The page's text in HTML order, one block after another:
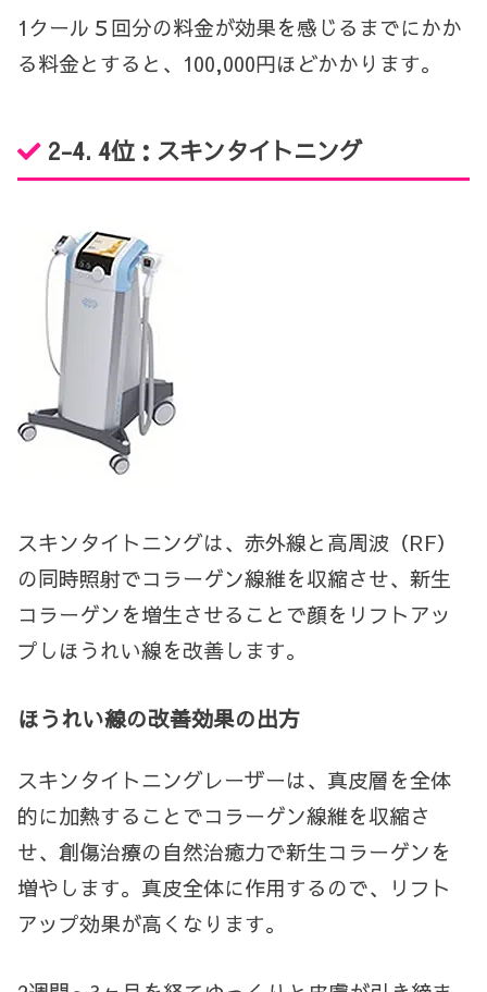
1クール５回分の料金が効果を感じるまでにかか
る料金とすると、100,000円ほどかかります。
2-4. 4位： スキンタイトニング
スキンタイトニングは、赤外線と高周波（RF）
の同時照射でコラーゲン線維を収縮させ、新生
コラーゲンを増生させることで顔をリフトアッ
プしほうれい線を改善します。
ほうれい線の改善効果の出方
スキンタイトニングレーザーは、真皮層を全体
的に加熱することでコラーゲン線維を収縮さ
せ、創傷治療の自然治癒力で新生コラーゲンを
増やします。真皮全体に作用するので、リフト
アップ効果が高くなります。